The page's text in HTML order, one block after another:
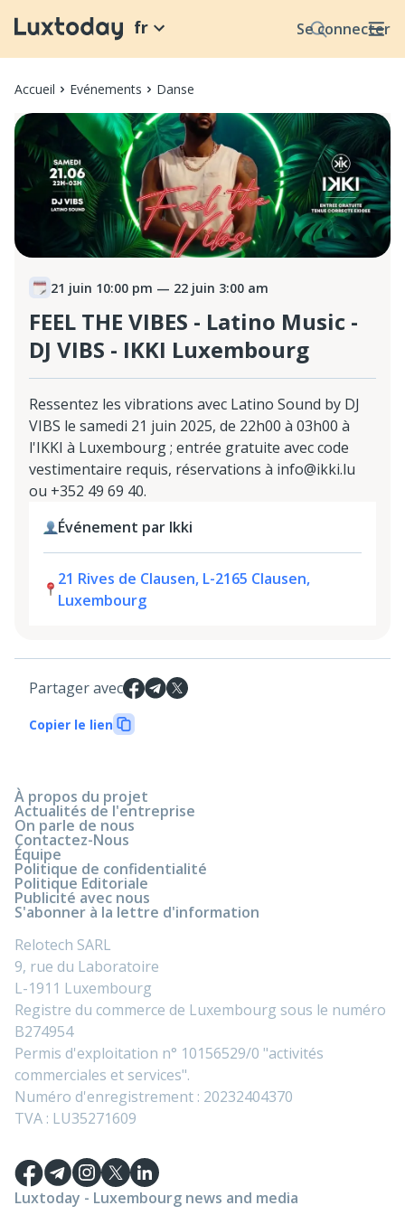
Se connecter
fr
Accueil Evénements Danse
21 juin 10:00 pm — 22 juin 3:00 am
FEEL THE VIBES - Latino Music -
DJ VIBS - IKKI Luxembourg
Ressentez les vibrations avec Latino Sound by DJ
VIBS le samedi 21 juin 2025, de 22h00 à 03h00 à
l'IKKI à Luxembourg ; entrée gratuite avec code
vestimentaire requis, réservations à info@ikki.lu
ou +352 49 69 40.
Événement par Ikki
21 Rives de Clausen, L-2165 Clausen,
Luxembourg
Partager avec
Copier le lien
À propos du projet
Actualités de l'entreprise
On parle de nous
Contactez-Nous
Équipe
Politique de confidentialité
Politique Editoriale
Publicité avec nous
S'abonner à la lettre d'information
Relotech SARL
9, rue du Laboratoire
L-1911 Luxembourg
Registre du commerce de Luxembourg sous le numéro
B274954
Permis d'exploitation n° 10156529/0 "activités
commerciales et services".
Numéro d'enregistrement : 20232404370
TVA : LU35271609
Luxtoday - Luxembourg news and media